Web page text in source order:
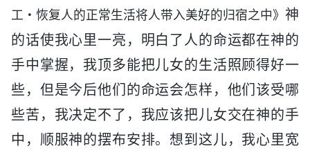
工・恢复人的正常生活将人带入美好的归宿之中》 神
的话使我心里一亮，明白了人的命运都在神的
手中掌握，我顶多能把儿女的生活照顾得好一
些，但是今后他们的命运会怎样，他们该受哪
些苦，我决定不了，我应该把儿女交在神的手
中，顺服神的摆布安排。想到这儿，我心里宽